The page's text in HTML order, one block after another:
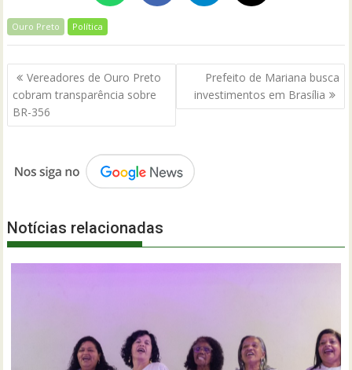
Ouro Preto Política
Navegação
de
Post
Vereadores de Ouro Preto
cobram transparência sobre
BR-356
Prefeito de Mariana busca
investimentos em Brasília
Notícias relacionadas